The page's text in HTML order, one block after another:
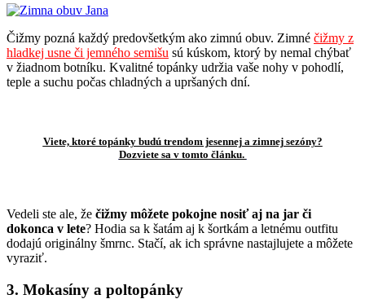
Čižmy pozná každý predovšetkým ako zimnú obuv. Zimné čižmy z
hladkej usne či jemného semišu sú kúskom, ktorý by nemal chýbať
v žiadnom botníku. Kvalitné topánky udržia vaše nohy v pohodlí,
teple a suchu počas chladných a upršaných dní.
Viete, ktoré topánky budú trendom jesennej a zimnej sezóny?
Dozviete sa v tomto článku.
Vedeli ste ale, že čižmy môžete pokojne nosiť aj na jar či
dokonca v lete? Hodia sa k šatám aj k šortkám a letnému outfitu
dodajú originálny šmrnc. Stačí, ak ich správne nastajlujete a môžete
vyraziť.
3. Mokasíny a poltopánky